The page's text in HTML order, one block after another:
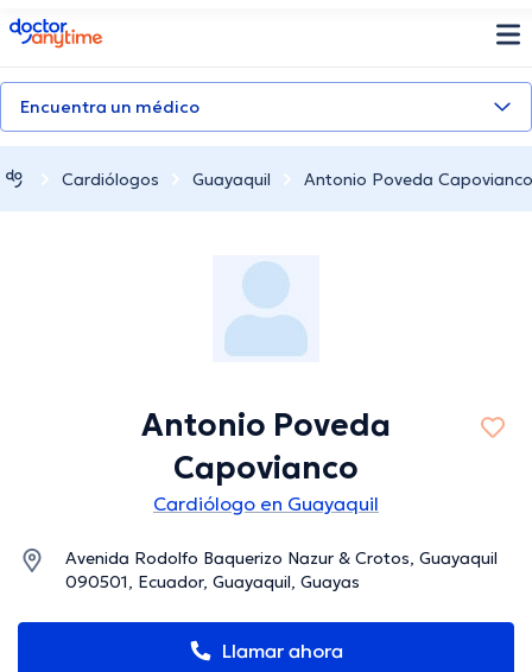
doctoranytime
Encuentra un médico
Cardiólogos Guayaquil Antonio Poveda Capovianco
Antonio Poveda
Capovianco
Cardiólogo en Guayaquil
Avenida Rodolfo Baquerizo Nazur & Crotos, Guayaquil
090501, Ecuador, Guayaquil, Guayas
Llamar ahora